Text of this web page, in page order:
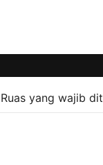
Ruas yang wajib